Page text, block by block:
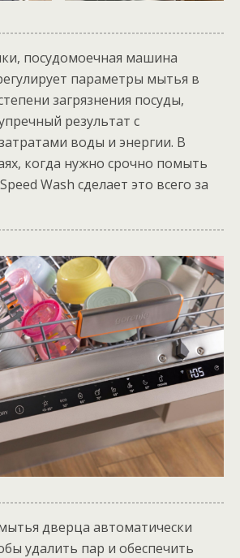
посудомоечная машина
параметры мытья в
загрязнения посуды,
результат с
воды и энергии. В
когда нужно срочно помыть
Wash сделает это всего за
дверца автоматически
удалить пар и обеспечить